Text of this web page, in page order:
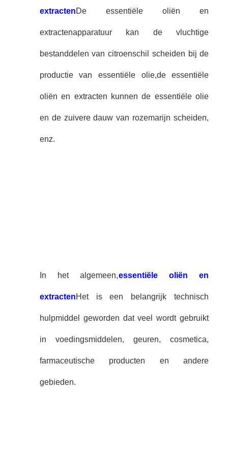
extractenDe essentiële oliën en
extractenapparatuur kan de vluchtige
bestanddelen van citroenschil scheiden bij de
productie van essentiële olie,de essentiële
oliën en extracten kunnen de essentiële olie
en de zuivere dauw van rozemarijn scheiden,
enz.
In het algemeen,essentiële oliën en
extractenHet is een belangrijk technisch
hulpmiddel geworden dat veel wordt gebruikt
in voedingsmiddelen, geuren, cosmetica,
farmaceutische producten en andere
gebieden.